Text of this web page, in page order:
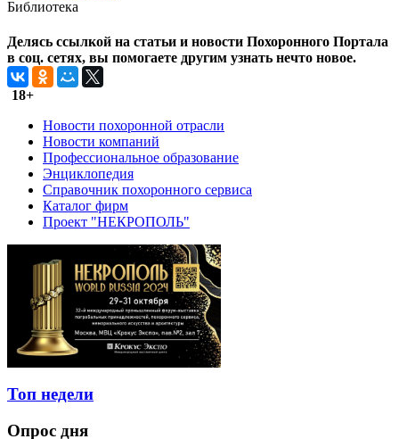
Библиотека
Делясь ссылкой на статьи и новости Похоронного Портала
в соц. сетях, вы помогаете другим узнать нечто новое.
18+
Новости похоронной отрасли
Новости компаний
Профессиональное образование
Энциклопедия
Справочник похоронного сервиса
Каталог фирм
Проект "НЕКРОПОЛЬ"
Топ недели
Опрос дня